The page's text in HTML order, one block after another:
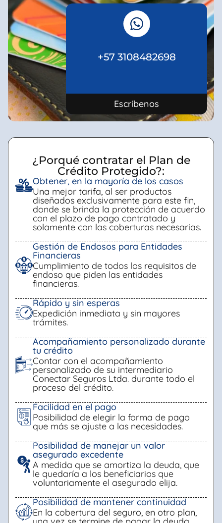
+57 3108482698
Escríbenos
¿Porqué contratar el Plan de
Crédito Protegido?:
Obtener, en la mayoría de los casos
Una mejor tarifa, al ser productos
diseñados exclusivamente para este fin,
donde se brinda la protección de acuerdo
con el plazo de pago contratado y
solamente con las coberturas necesarias.
Gestión de Endosos para Entidades
Financieras
Cumplimiento de todos los requisitos de
endoso que piden las entidades
financieras.
Rápido y sin esperas
Expedición inmediata y sin mayores
trámites.
Acompañamiento personalizado durante
tu crédito
Contar con el acompañamiento
personalizado de su intermediario
Conectar Seguros Ltda. durante todo el
proceso del crédito.
Facilidad en el pago
Posibilidad de elegir la forma de pago
que más se ajuste a las necesidades.
Posibilidad de manejar un valor
asegurado excedente
A medida que se amortiza la deuda, que
le quedaría a los beneficiarios que
voluntariamente el asegurado elija.
Posibilidad de mantener continuidad
En la cobertura del seguro, en otro plan,